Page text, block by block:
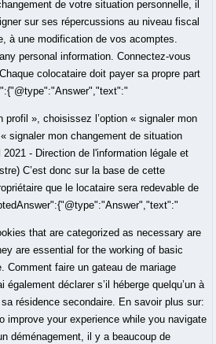
de votre situation personnelle, il
sur ses répercussions au niveau fiscal
à une modification de vos acomptes.
personal information. Connectez-vous
colocataire doit payer sa propre part
profil », choisissez l’option « signaler mon
signaler mon changement de situation
- Direction de l'information légale et
C’est donc sur la base de cette
que le locataire sera redevable de
that are categorized as necessary are
are essential for the working of basic
Comment faire un gateau de mariage
également déclarer s’il héberge quelqu’un à
résidence secondaire. En savoir plus sur:
improve your experience while you navigate
déménagement, il y a beaucoup de